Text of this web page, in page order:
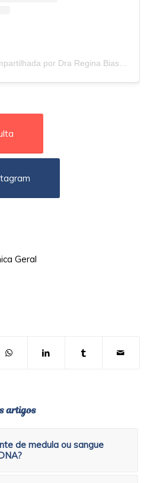
Uma publicação compartilhada por Dra Regina Biasoli (@drareginabiasoli)
Geral
artigos
de medula ou sangue